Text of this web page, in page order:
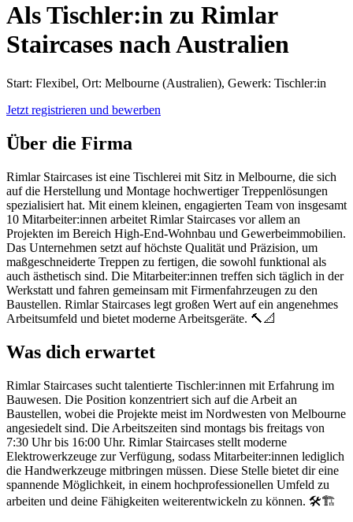
Als Tischler:in zu Rimlar
Staircases nach Australien
Start: Flexibel, Ort: Melbourne (Australien), Gewerk: Tischler:in
Jetzt registrieren und bewerben
Über die Firma
Rimlar Staircases ist eine Tischlerei mit Sitz in Melbourne, die sich
auf die Herstellung und Montage hochwertiger Treppenlösungen
spezialisiert hat. Mit einem kleinen, engagierten Team von insgesamt
10 Mitarbeiter:innen arbeitet Rimlar Staircases vor allem an
Projekten im Bereich High-End-Wohnbau und Gewerbeimmobilien.
Das Unternehmen setzt auf höchste Qualität und Präzision, um
maßgeschneiderte Treppen zu fertigen, die sowohl funktional als
auch ästhetisch sind. Die Mitarbeiter:innen treffen sich täglich in der
Werkstatt und fahren gemeinsam mit Firmenfahrzeugen zu den
Baustellen. Rimlar Staircases legt großen Wert auf ein angenehmes
Arbeitsumfeld und bietet moderne Arbeitsgeräte. 🔨📐
Was dich erwartet
Rimlar Staircases sucht talentierte Tischler:innen mit Erfahrung im
Bauwesen. Die Position konzentriert sich auf die Arbeit an
Baustellen, wobei die Projekte meist im Nordwesten von Melbourne
angesiedelt sind. Die Arbeitszeiten sind montags bis freitags von
7:30 Uhr bis 16:00 Uhr. Rimlar Staircases stellt moderne
Elektrowerkzeuge zur Verfügung, sodass Mitarbeiter:innen lediglich
die Handwerkzeuge mitbringen müssen. Diese Stelle bietet dir eine
spannende Möglichkeit, in einem hochprofessionellen Umfeld zu
arbeiten und deine Fähigkeiten weiterentwickeln zu können. 🛠️🏗️